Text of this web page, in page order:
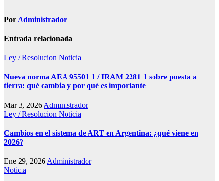
Por Administrador
Entrada relacionada
Ley / Resolucion Noticia
Nueva norma AEA 95501-1 / IRAM 2281-1 sobre puesta a
tierra: qué cambia y por qué es importante
Mar 3, 2026 Administrador
Ley / Resolucion Noticia
Cambios en el sistema de ART en Argentina: ¿qué viene en
2026?
Ene 29, 2026 Administrador
Noticia